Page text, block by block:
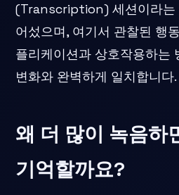
(Transcription) 세션이라는
어섰으며, 여기서 관찰된 행
플리케이션과 상호작용하는
변화와 완벽하게 일치합니다.
왜 더 많이 녹음하
기억할까요?